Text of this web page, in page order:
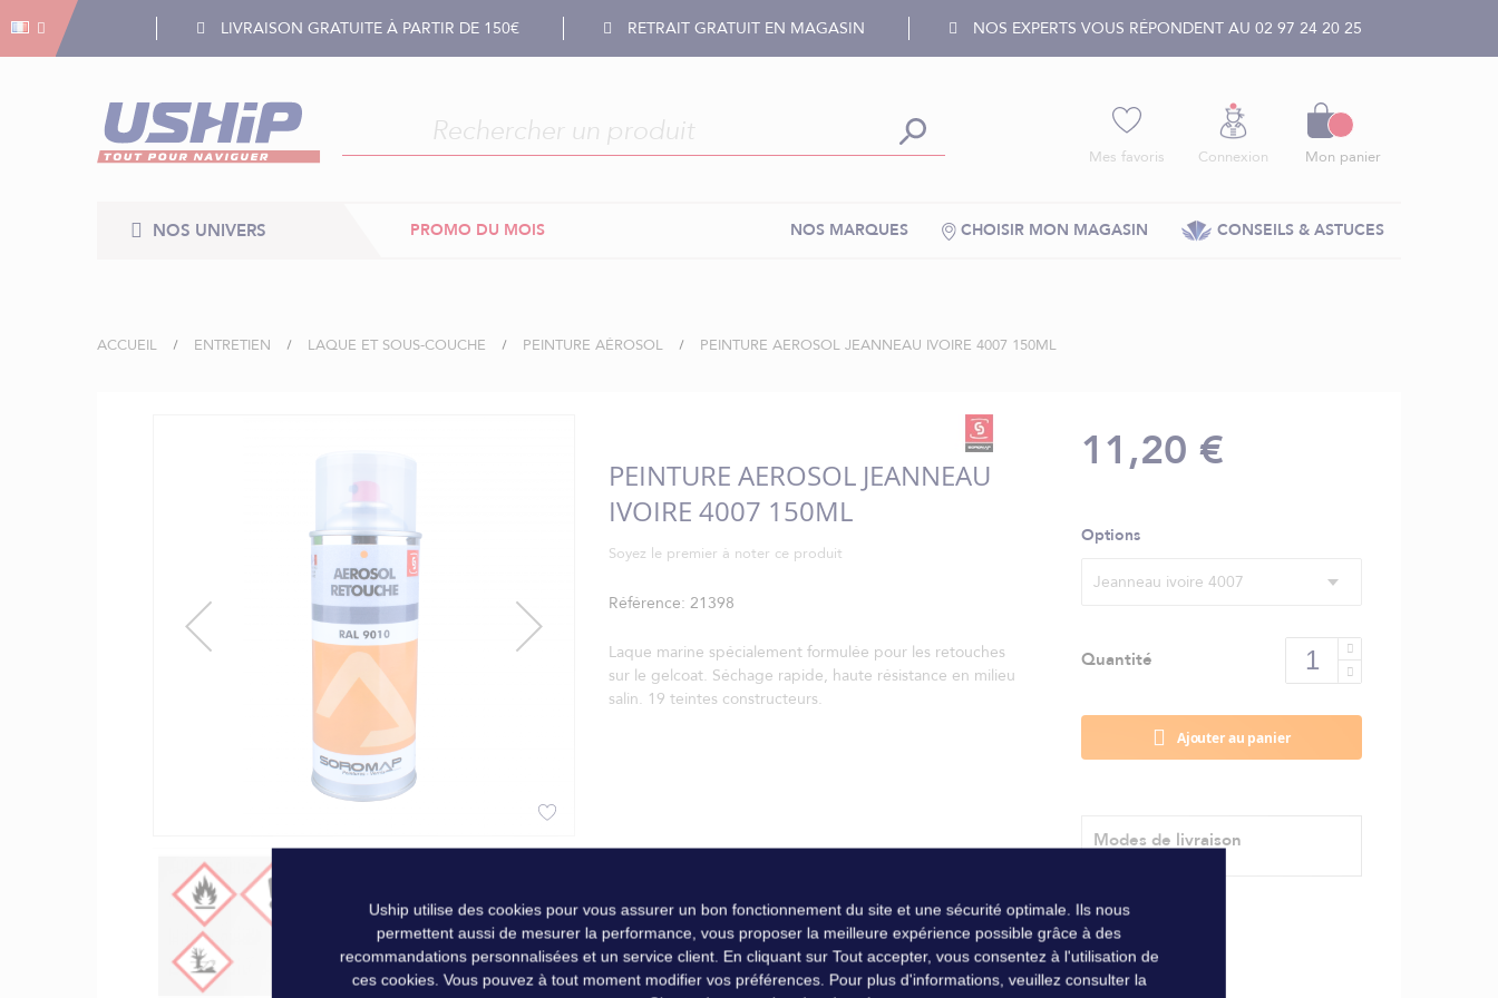
LIVRAISON GRATUITE À PARTIR DE 150€ RETRAIT GRATUIT EN MAGASIN NOS EXPERTS VOUS RÉPONDENT AU 02 97 24 20 25
Mes favoris Connexion Mon panier
NOS UNIVERS PROMO DU MOIS CONSEILS & ASTUCES
CHOISIR MON MAGASIN
NOS MARQUES
ACCUEIL ENTRETIEN LAQUE ET SOUS-COUCHE PEINTURE AÉROSOL PEINTURE AEROSOL JEANNEAU IVOIRE 4007 150ML
PEINTURE AEROSOL JEANNEAU
IVOIRE 4007 150ML
Soyez le premier à noter ce produit
Référence 21398
Laque marine spécialement formulée pour les retouches
sur le gelcoat. Séchage rapide, haute résistance en milieu
salin. 19 teintes constructeurs.
11,20 €
Options
Jeanneau ivoire 4007
Quantité
Ajouter au panier
Modes de livraison
Gestion des cookies
Uship utilise des cookies pour vous assurer un bon fonctionnement du site et une sécurité optimale. Ils nous
permettent aussi de mesurer la performance, vous proposer la meilleure expérience possible grâce à des
recommandations personnalisées et un service client. En cliquant sur Tout accepter, vous consentez à l'utilisation de
ces cookies. Vous pouvez à tout moment modifier vos préférences. Pour plus d'informations, veuillez consulter la
Gestion des cookies